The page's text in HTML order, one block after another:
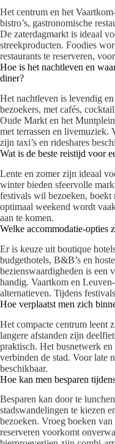
Het centrum en het
bistro’s, gastronomische
De zaterdagmarkt is ideaal
streekproducten. Foodies
restaurants te reserveren,
Hoe is het nachtleven en
diner?
Het nachtleven is levendig
bezoekers, met cafés,
Oude Markt en het
met terrassen en livemuziek.
zijn taxi’s en rideshares
Wat is de beste reistijd voor
Lente en zomer zijn ideaal
winter bieden sfeervolle
festivals wil bezoeken, boekt
optimaal weekend wordt
aan te komen.
Welke accommodatie-opties
Er is keuze uit boutique
budgethotels, B&B’s en
bezienswaardigheden is
handig. Vaartkom en
alternatieven. Tijdens
Hoe verplaatst men zich
Het compacte centrum leent
langere afstanden zijn
praktisch. Het busnetwerk
verbinden de stad. Voor late
beschikbaar.
Hoe kan men besparen
Besparen kan door te
stadswandelingen te kiezen
bezoeken. Vroeg boeken
reserveren voorkomt